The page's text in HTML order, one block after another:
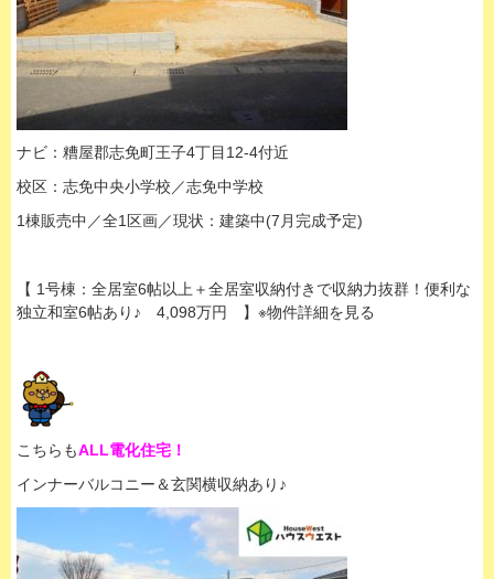
ナビ：糟屋郡志免町王子4丁目12-4付近
校区：志免中央小学校／志免中学校
1棟販売中／全1区画／現状：建築中(7月完成予定)
【 1号棟：全居室6帖以上＋全居室収納付きで収納力抜群！便利な
独立和室6帖あり♪ 4,098万円 】※物件詳細を見る
こちらもALL電化住宅！
インナーバルコニー＆玄関横収納あり♪